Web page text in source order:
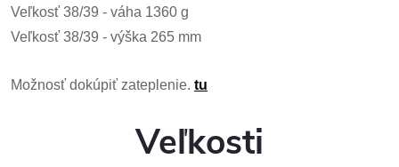
Veľkosť 38/39 - váha 1360 g
Veľkosť 38/39 - výška 265 mm
Možnosť dokúpiť zateplenie. tu
Veľkosti